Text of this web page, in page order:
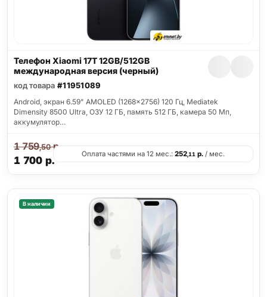
Телефон Xiaomi 17T 12GB/512GB
международная версия (черный)
код товара #11951089
Android, экран 6.59" AMOLED (1268x2756) 120 Гц, Mediatek
Dimensity 8500 Ultra, ОЗУ 12 ГБ, память 512 ГБ, камера 50 Мп,
аккумулятор…
1 700 р.
1 759,50р.
Оплата частями на 12 мес.: 252,11 р. / мес.
В наличии